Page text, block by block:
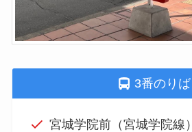
3番のりば
宮城学院前（宮城学院線）